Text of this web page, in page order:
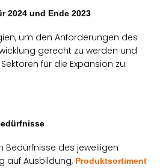
2024 und Ende 2023
um den Anforderungen des
gerecht zu werden und
für die Expansion zu
Bedürfnisse des jeweiligen
auf Ausbildung, Produktsortiment